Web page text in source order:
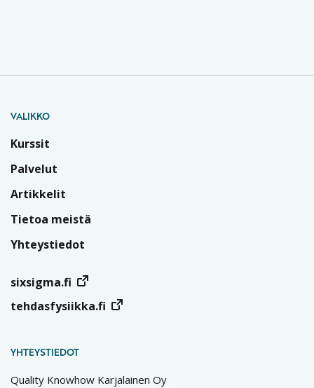
VALIKKO
Kurssit
Palvelut
Artikkelit
Tietoa meistä
Yhteystiedot
sixsigma.fi
tehdasfysiikka.fi
YHTEYSTIEDOT
Quality Knowhow Karjalainen Oy